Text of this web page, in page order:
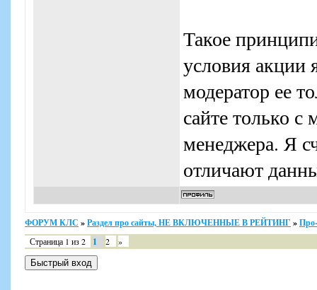
Такое
условия акции
модератор ее
сайте только
менеджера. Я
отличают
ФОРУМ КЛС »Раздел про сайты, НЕ ВКЛЮЧЕННЫЕ В РЕЙТИНГ »
Страница 1 из2 1 2 »